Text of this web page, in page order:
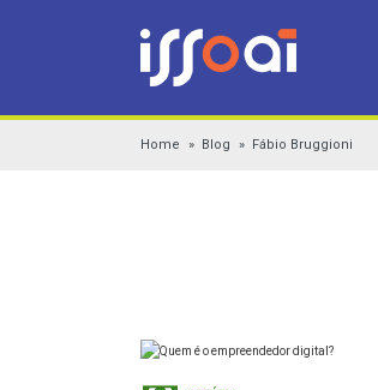
Home Blog Fábio Bruggioni